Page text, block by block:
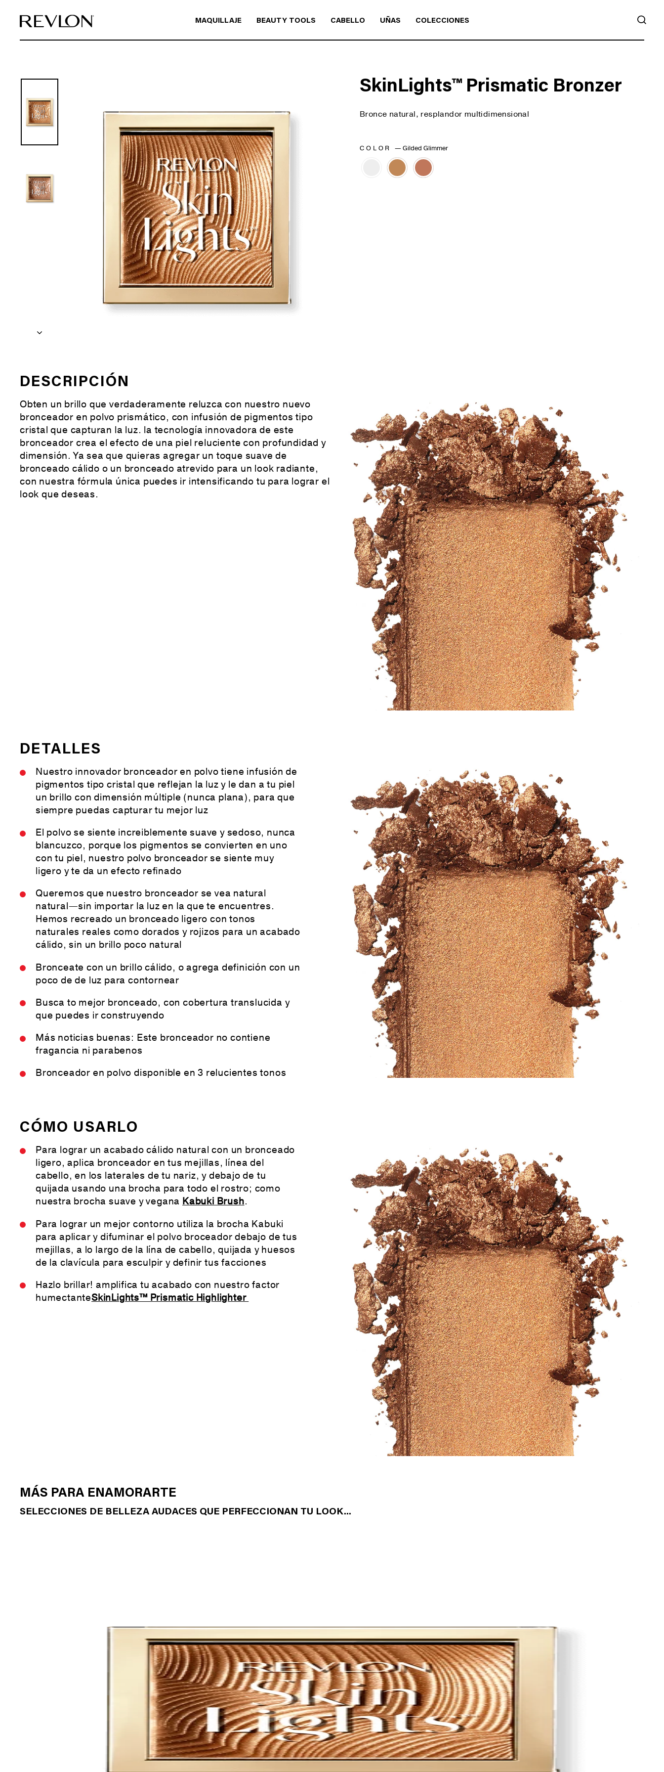
MAQUILLAJE BEAUTY TOOLS CABELLO UÑAS COLECCIONES
SkinLights™ Prismatic Bronzer
Bronce natural, resplandor multidimensional
COLOR—Gilded Glimmer
DESCRIPCIÓN
Obten un brillo que verdaderamente reluzca con nuestro nuevo
bronceador en polvo prismático, con infusión de pigmentos tipo
cristal que capturan la luz. la tecnología innovadora de este
bronceador crea el efecto de una piel reluciente con profundidad y
dimensión. Ya sea que quieras agregar un toque suave de
bronceado cálido o un bronceado atrevido para un look radiante,
con nuestra fórmula única puedes ir intensificando tu para lograr el
look que deseas.
DETALLES
Nuestro innovador bronceador en polvo tiene infusión de
pigmentos tipo cristal que reflejan la luz y le dan a tu piel
un brillo con dimensión múltiple (nunca plana), para que
siempre puedas capturar tu mejor luz
El polvo se siente increiblemente suave y sedoso, nunca
blancuzco, porque los pigmentos se convierten en uno
con tu piel, nuestro polvo bronceador se siente muy
ligero y te da un efecto refinado
Queremos que nuestro bronceador se vea natural
natural—sin importar la luz en la que te encuentres.
Hemos recreado un bronceado ligero con tonos
naturales reales como dorados y rojizos para un acabado
cálido, sin un brillo poco natural
Bronceate con un brillo cálido, o agrega definición con un
poco de de luz para contornear
Busca to mejor bronceado, con cobertura translucida y
que puedes ir construyendo
Más noticias buenas: Este bronceador no contiene
fragancia ni parabenos
Bronceador en polvo disponible en 3 relucientes tonos
CÓMO USARLO
Para lograr un acabado cálido natural con un bronceado
ligero, aplica bronceador en tus mejillas, línea del
cabello, en los laterales de tu nariz, y debajo de tu
quijada usando una brocha para todo el rostro; como
nuestra brocha suave y vegana Kabuki Brush.
Para lograr un mejor contorno utiliza la brocha Kabuki
para aplicar y difuminar el polvo broceador debajo de tus
mejillas, a lo largo de la lína de cabello, quijada y huesos
de la clavícula para esculpir y definir tus facciones
Hazlo brillar! amplifica tu acabado con nuestro factor
humectanteSkinLights™ Prismatic Highlighter
MÁS PARA ENAMORARTE
SELECCIONES DE BELLEZA AUDACES QUE PERFECCIONAN TU LOOK...